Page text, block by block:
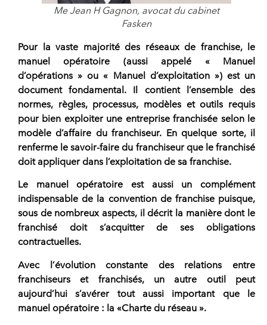
Me Jean H Gagnon, avocat du cabinet
Fasken
Pour la vaste majorité des réseaux de franchise, le
manuel opératoire (aussi appelé « Manuel
d’opérations » ou « Manuel d’exploitation ») est un
document fondamental. Il contient l’ensemble des
normes, règles, processus, modèles et outils requis
pour bien exploiter une entreprise franchisée selon le
modèle d’affaire du franchiseur. En quelque sorte, il
renferme le savoir-faire du franchiseur que le franchisé
doit appliquer dans l’exploitation de sa franchise.
Le manuel opératoire est aussi un complément
indispensable de la convention de franchise puisque,
sous de nombreux aspects, il décrit la manière dont le
franchisé doit s’acquitter de ses obligations
contractuelles.
Avec l’évolution constante des relations entre
franchiseurs et franchisés, un autre outil peut
aujourd’hui s’avérer tout aussi important que le
manuel opératoire : la «Charte du réseau ».